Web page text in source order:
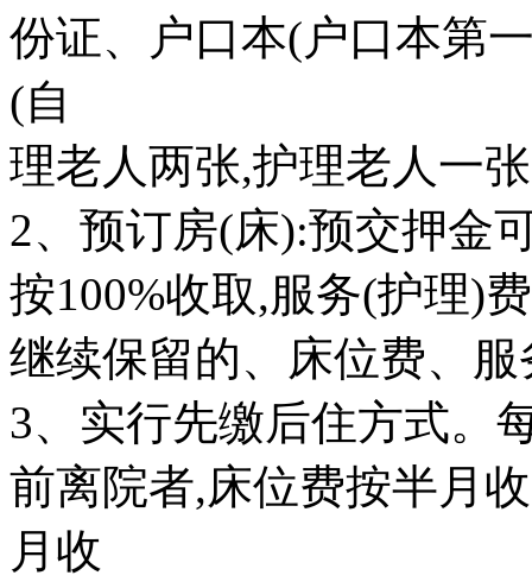
份证、户口本(户口本第
(自
理老人两张,护理老人一
2、预订房(床):预交押金
按100%收取,服务(护理)
继续保留的、床位费、
3、实行先缴后住方式。
前离院者,床位费按半月
月收